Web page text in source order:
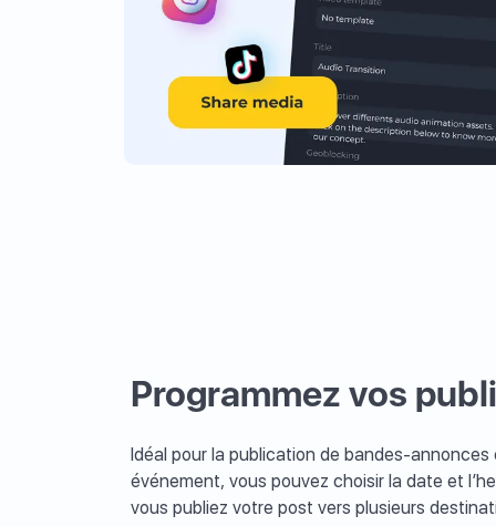
Programmez vos
Idéal pour la publication de bandes-annonces
événement, vous pouvez choisir la date et
vous publiez votre post vers plusieurs